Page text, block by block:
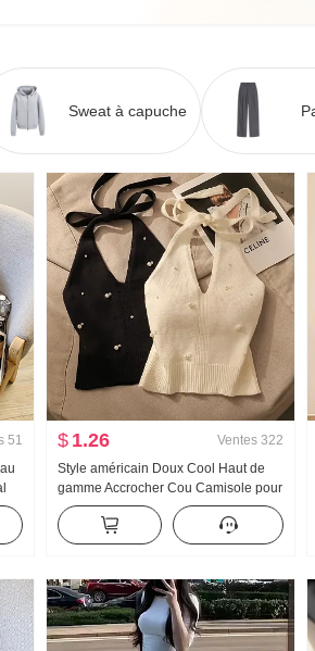
Sweat à capuche
51
$ 1.26 Ventes 322
Style américain Doux Cool Haut de
gamme Accrocher Cou Camisole pour
femmes Été Port extérieur À l'intérieur
Match T-shirt de base Style pin-up
Tricoté Bandeau bustier Top